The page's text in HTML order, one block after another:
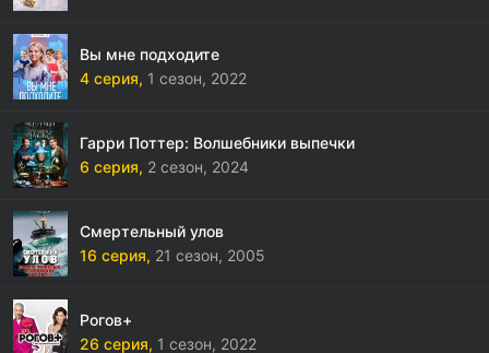
Вы мне подходите
4 серия, 1 сезон, 2022
Гарри Поттер: Волшебники выпечки
6 серия, 2 сезон, 2024
Смертельный улов
16 серия, 21 сезон, 2005
Рогов+
26 серия, 1 сезон, 2022